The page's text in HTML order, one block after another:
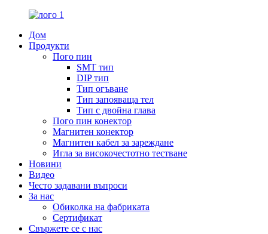
Дом
Продукти
Пого пин
SMT тип
DIP тип
Тип огъване
Тип запояваща тел
Тип с двойна глава
Пого пин конектор
Магнитен конектор
Магнитен кабел за зареждане
Игла за високочестотно тестване
Новини
Видео
Често задавани въпроси
За нас
Обиколка на фабриката
Сертификат
Свържете се с нас